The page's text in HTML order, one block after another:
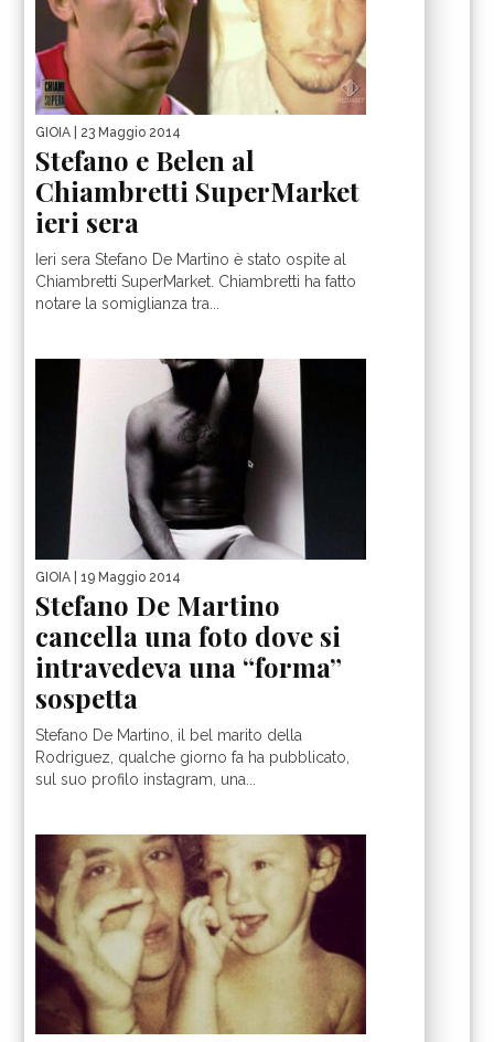
GIOIA | 23 Maggio 2014
Stefano e Belen al
Chiambretti SuperMarket
ieri sera
Ieri sera Stefano De Martino è stato ospite al
Chiambretti SuperMarket. Chiambretti ha fatto
notare la somiglianza tra...
GIOIA | 19 Maggio 2014
Stefano De Martino
cancella una foto dove si
intravedeva una “forma”
sospetta
Stefano De Martino, il bel marito della
Rodriguez, qualche giorno fa ha pubblicato,
sul suo profilo instagram, una...